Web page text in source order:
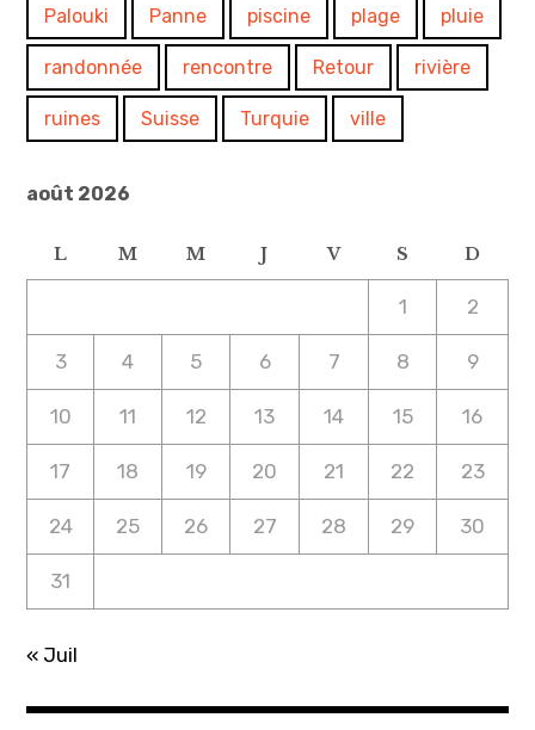
Palouki Panne piscine plage pluie
randonnée rencontre Retour rivière
ruines Suisse Turquie ville
août 2026
L M M J V S D
1 2
3 4 5 6 7 8 9
10 11 12 13 14 15 16
17 18 19 20 21 22 23
24 25 26 27 28 29 30
31
« Juil